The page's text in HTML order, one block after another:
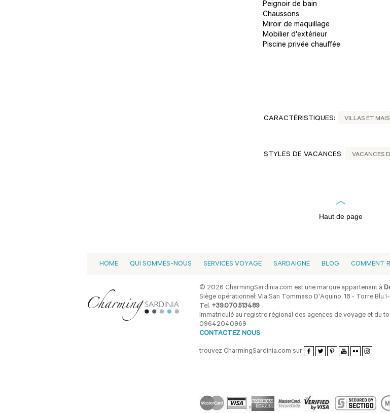
Peignoir de bain
Chaussons
Miroir de maquillage
Mobilier d'extérieur
Piscine privée chauffée
CARACTÉRISTIQUES: VILLAS ET
STYLES DE VACANCES: VACANCES
Haut de page
HOME QUI SOMMES-NOUS SERVICES VOYAGE SARDAIGNE BLOG COMMENT
© 2026 CharmingSardinia.com est une marque appartenant à
Siège opérationnel: Via San Tommaso D'Aquino, 18 - Torre Blu
Tel. +39.070.513489
Immatriculé au registre régional des agences de voyage et du
09642040969
CONTACTEZ NOUS
trouvez CharmingSardinia.com sur